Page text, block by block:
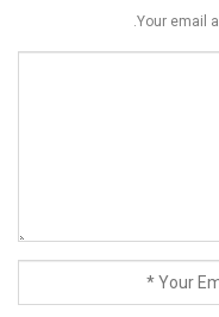
Your email